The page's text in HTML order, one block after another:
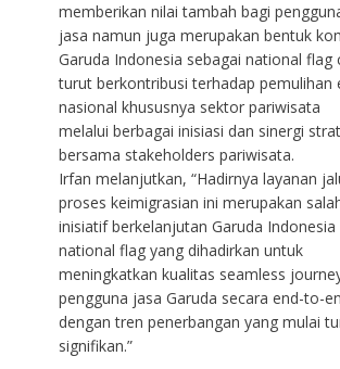
memberikan nilai tambah bagi
jasa namun juga merupakan bentuk
Garuda Indonesia sebagai national flag
turut berkontribusi terhadap pemulihan
nasional khususnya sektor pariwisata
melalui berbagai inisiasi dan sinergi
bersama stakeholders pariwisata.
Irfan melanjutkan, “Hadirnya layanan
proses keimigrasian ini merupakan
inisiatif berkelanjutan Garuda Indonesia
national flag yang dihadirkan untuk
meningkatkan kualitas seamless
pengguna jasa Garuda secara end-to-
dengan tren penerbangan yang mulai
signifikan.”